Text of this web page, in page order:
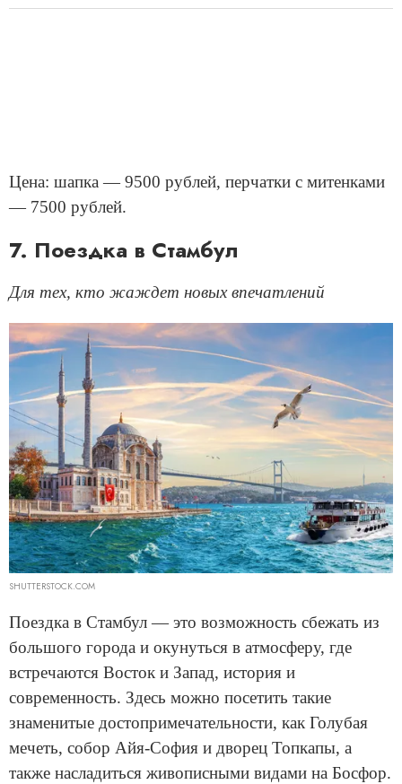
Цена: шапка — 9500 рублей, перчатки с митенками
— 7500 рублей.
7. Поездка в Стамбул
Для тех, кто жаждет новых впечатлений
SHUTTERSTOCK.COM
Поездка в Стамбул — это возможность сбежать из
большого города и окунуться в атмосферу, где
встречаются Восток и Запад, история и
современность. Здесь можно посетить такие
знаменитые достопримечательности, как Голубая
мечеть, собор Айя-София и дворец Топкапы, а
также насладиться живописными видами на Босфор.